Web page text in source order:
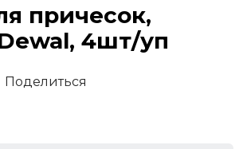
причесок,
4шт/уп
Поделиться